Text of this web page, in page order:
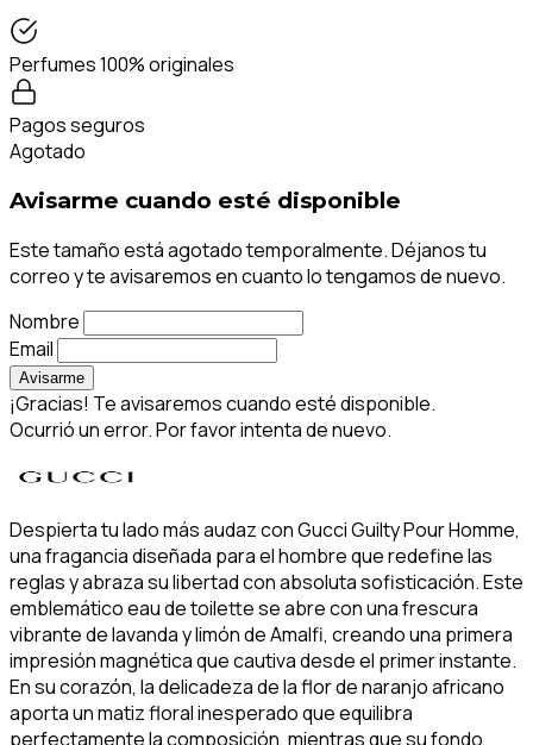
Perfumes 100% originales
Pagos seguros
Agotado
Avisarme cuando esté disponible
Este tamaño está agotado temporalmente. Déjanos tu
correo y te avisaremos en cuanto lo tengamos de nuevo.
Nombre
Email
Avisarme
¡Gracias! Te avisaremos cuando esté disponible.
Ocurrió un error. Por favor intenta de nuevo.
Despierta tu lado más audaz con Gucci Guilty Pour Homme,
una fragancia diseñada para el hombre que redefine las
reglas y abraza su libertad con absoluta sofisticación. Este
emblemático eau de toilette se abre con una frescura
vibrante de lavanda y limón de Amalfi, creando una primera
impresión magnética que cautiva desde el primer instante.
En su corazón, la delicadeza de la flor de naranjo africano
aporta un matiz floral inesperado que equilibra
perfectamente la composición, mientras que su fondo